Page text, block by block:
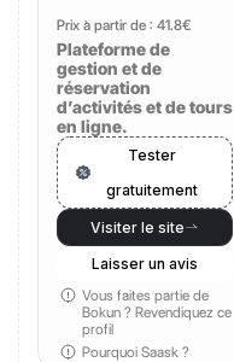
Prix à partir de : 41.8€
Plateforme de
gestion et de
réservation
d’activités et de tours
en ligne.
Tester
gratuitement
Visiter le site
Laisser un avis
Vous faites partie de
Bokun ?Revendiquez ce
profil
Pourquoi Saask ?